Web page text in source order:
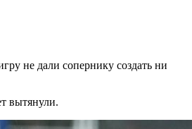
не дали сопернику создать ни
вытянули.